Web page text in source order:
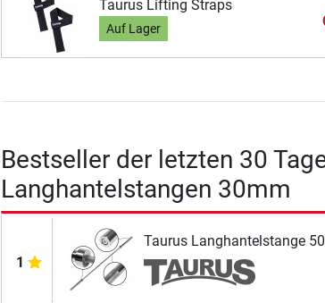
Taurus Lifting Straps
Auf Lager
Bestseller der letzten 30
Langhantelstangen 30mm
1
Taurus Langhantelstange